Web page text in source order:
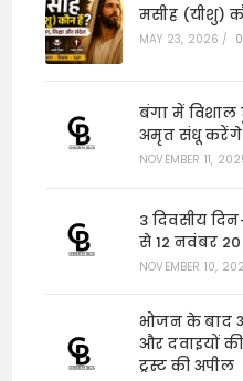
मसीह (यीशु)
MAY 23, 2026 /
बंगा में विशाल
अमृत संधू करेंगे
NOVEMBER 11,
3 दिवसीय
से 12 नवंबर
NOVEMBER 10,
भोजन के बाद
और दवाइयों
ट्रस्ट की अपील